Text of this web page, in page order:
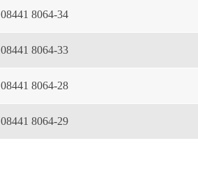
08441 8064-34
08441 8064-33
08441 8064-28
08441 8064-29